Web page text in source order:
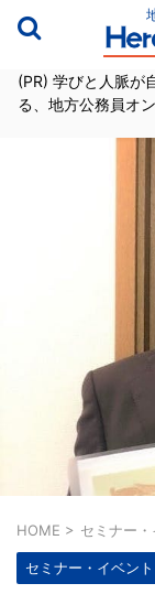
(PR) 学びと人脈が
る、地方公務員オ
HOME > セミナー・
セミナー・イベント